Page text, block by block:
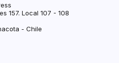
157. Local 107 - 108
- Chile